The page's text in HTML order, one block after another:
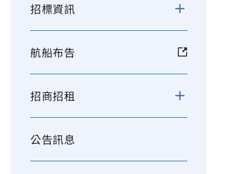
招標資訊
航船布告
招商招租
公告訊息